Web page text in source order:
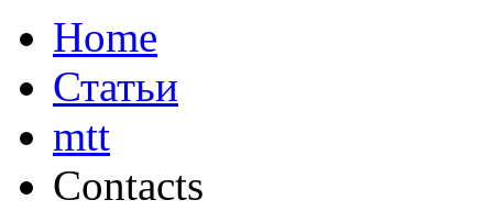
Home
Статьи
mtt
Contacts